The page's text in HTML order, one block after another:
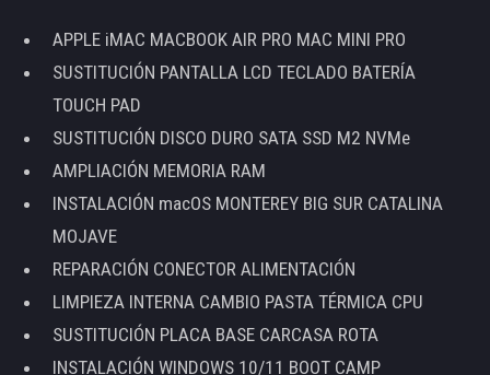
APPLE iMAC MACBOOK AIR PRO MAC MINI PRO
SUSTITUCIÓN PANTALLA LCD TECLADO BATERÍA
TOUCH PAD
SUSTITUCIÓN DISCO DURO SATA SSD M2 NVMe
AMPLIACIÓN MEMORIA RAM
INSTALACIÓN macOS MONTEREY BIG SUR CATALINA
MOJAVE
REPARACIÓN CONECTOR ALIMENTACIÓN
LIMPIEZA INTERNA CAMBIO PASTA TÉRMICA CPU
SUSTITUCIÓN PLACA BASE CARCASA ROTA
INSTALACIÓN WINDOWS 10/11 BOOT CAMP